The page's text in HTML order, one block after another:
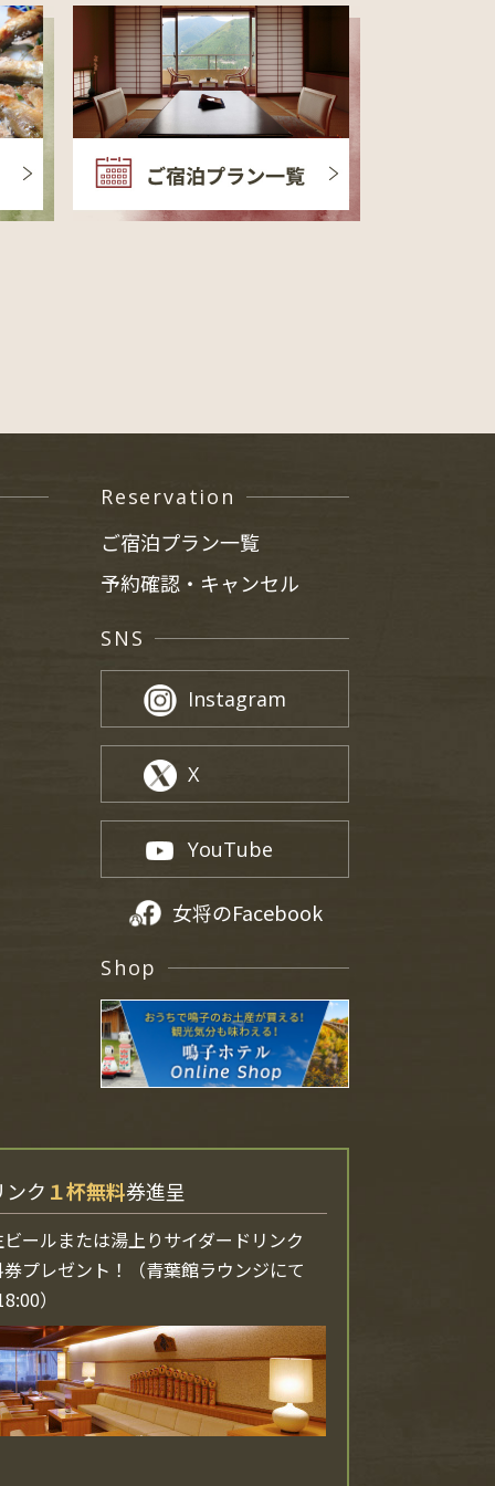
Reservation
ご宿泊プラン一覧
予約確認・キャンセル
SNS
Instagram
X
YouTube
女将のFacebook
Shop
ク １杯無料券進呈
ールまたは湯上りサイダードリンク
プレゼント！（青葉館ラウンジにて
）